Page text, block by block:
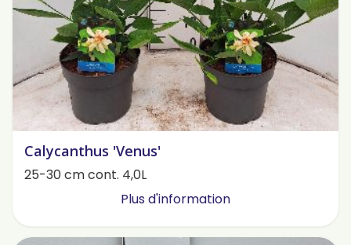
Calycanthus 'Venus'
25-30 cm cont. 4,0L
Plus d'information